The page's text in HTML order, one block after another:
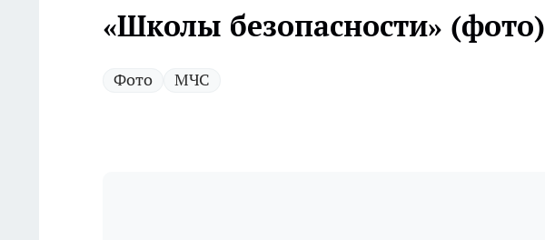
«Школы безопасности» (фото)
Фото МЧС